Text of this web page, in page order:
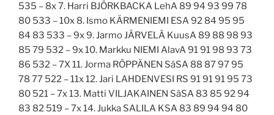
535 – 8x 7. Harri BJÖRKBACKA LehA 89 94 93 99 78
80 533 – 10x 8. Ismo KÄRMENIEMI ESA 92 84 95 95
84 83 533 – 9x 9. Jarmo JÄRVELÄ KuusA 89 88 98 93
85 79 532 – 9x 10. Markku NIEMI AlavA 91 91 98 93 73
86 532 – 7X 11. Jorma RÖPPÄNEN SäSA 88 87 97 95
78 77 522 – 11x 12. Jari LAHDENVESI RS 91 91 91 95 73
80 521 – 7x 13. Matti VILJAKAINEN SäSA 83 85 92 94
83 82 519 – 7x 14. Jukka SALILA KSA 83 89 94 94 80